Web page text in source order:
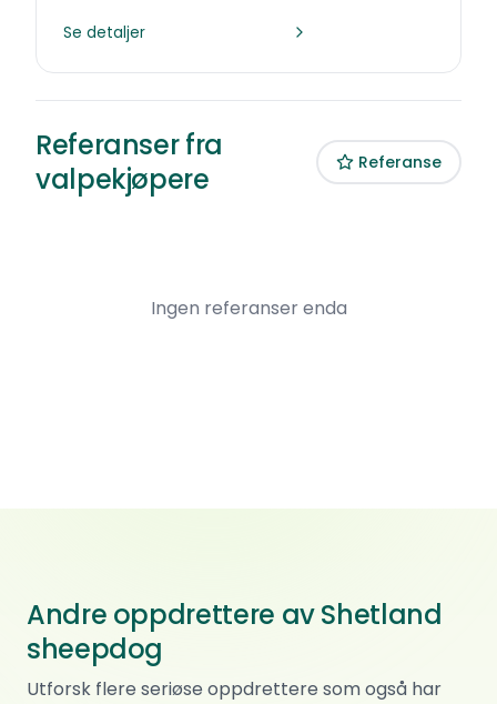
Se detaljer
Referanser fra
valpekjøpere
Referanse
Ingen referanser enda
Andre oppdrettere av Shetland
sheepdog
Utforsk flere seriøse oppdrettere som også har
Etvos mamor